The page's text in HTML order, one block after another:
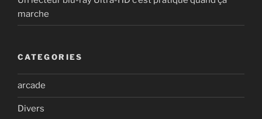
marche
CATEGORIES
arcade
Divers